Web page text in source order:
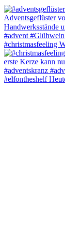
#christmasfeeling
#elfontheshelf